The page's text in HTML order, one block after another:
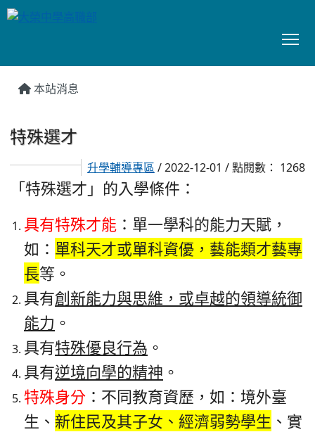
本站消息
特殊選才
升學輔導專區 / 2022-12-01 / 點閱數： 1268
「特殊選才」的入學條件：
具有特殊才能 ：單一學科的能力天賦，
如 ： 單科天才或單科資優，藝能類才藝專
長等。
具有創新能力與思維，或卓越的領導統御
能力 。
具有特殊優良行為 。
具有逆境向學的精神 。
特殊身分 ：不同教育資歷，如：境外臺
生、 新住民及其子女、經濟弱勢學生 、實